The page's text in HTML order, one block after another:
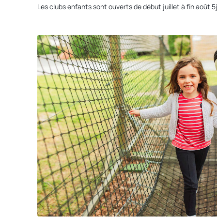
Les clubs enfants sont ouverts de début juillet à fin août